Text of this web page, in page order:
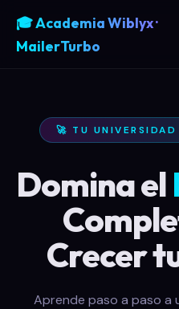
🎓 Academia Wiblyx ·
MailerTurbo
🚀 TU
Domina el
Crecer
Aprende paso a paso a